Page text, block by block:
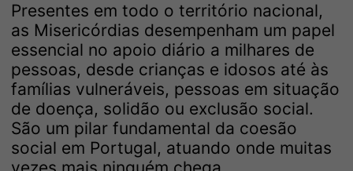
Presentes em todo o território nacional,
as Misericórdias desempenham um papel
essencial no apoio diário a milhares de
pessoas, desde crianças e idosos até às
famílias vulneráveis, pessoas em situação
de doença, solidão ou exclusão social.
São um pilar fundamental da coesão
social em Portugal, atuando onde muitas